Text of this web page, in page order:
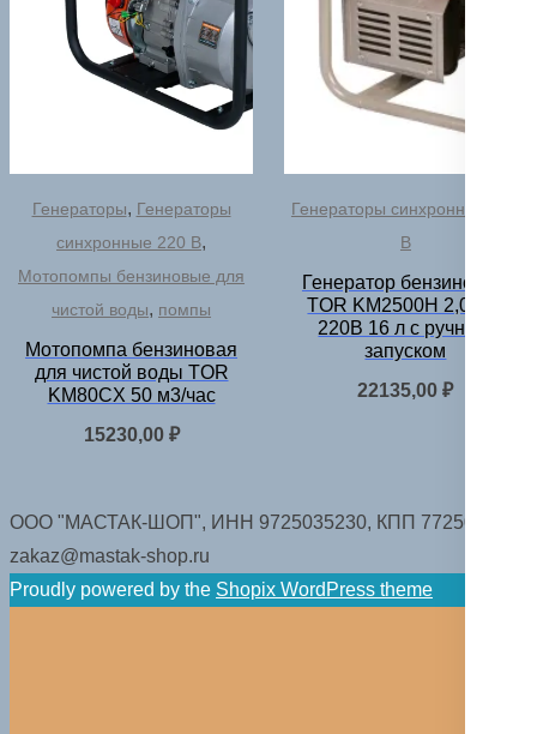
Генераторы, Генераторы
синхронные 220 В,
Мотопомпы бензиновые для
чистой воды, помпы
Мотопомпа бензиновая
для чистой воды TOR
KM80CX 50 м3/час
15230,00 ₽
Генераторы синхронные 220
В
Генератор бензиновый
TOR KM2500H 2,0 кВт
220В 16 л с ручным
запуском
22135,00₽
ООО "МАСТАК-ШОП", ИНН 9725035230, КПП 772501001.
zakaz@mastak-shop.ru
Proudly powered by the Shopix WordPress theme